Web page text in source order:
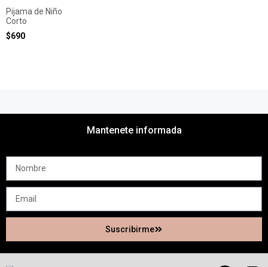
Pijama de Niño
Corto
$690
Mantenete informada
Suscribirme